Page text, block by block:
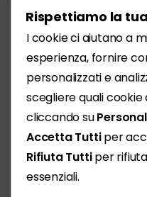
Rispettiamo la
I cookie ci aiutano a
esperienza, fornire
personalizzati e
scegliere quali
cliccando su
Accetta Tuttiper
Rifiuta Tuttiper
essenziali.